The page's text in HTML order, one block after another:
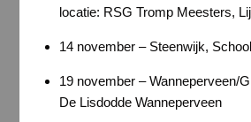
locatie: RSG Tromp Meesters,
14 november – Steenwijk,
19 november – Wanneperveen/
De Lisdodde Wanneperveen